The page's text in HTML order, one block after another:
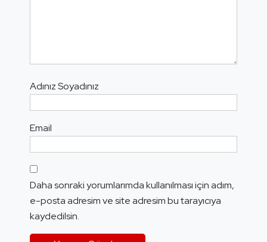
Adınız Soyadınız
Email
Daha sonraki yorumlarımda kullanılması için adım,
e-posta adresim ve site adresim bu tarayıcıya
kaydedilsin.